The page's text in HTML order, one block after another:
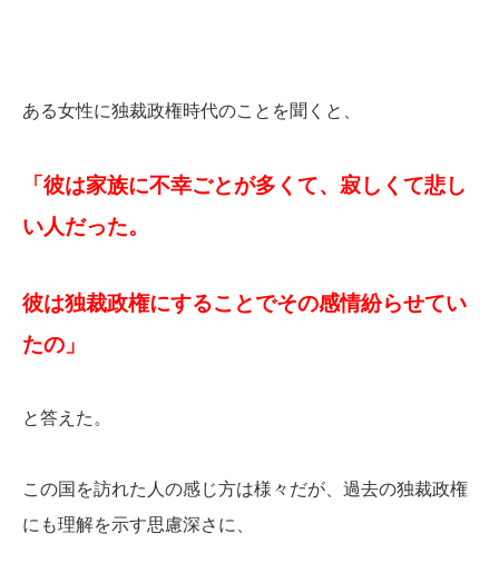
ある女性に独裁政権時代のことを聞くと、
「彼は家族に不幸ごとが多くて、寂しくて悲し
い人だった。
彼は独裁政権にすることでその感情紛らせてい
たの」
と答えた。
この国を訪れた人の感じ方は様々だが、過去の独裁政権
にも理解を示す思慮深さに、